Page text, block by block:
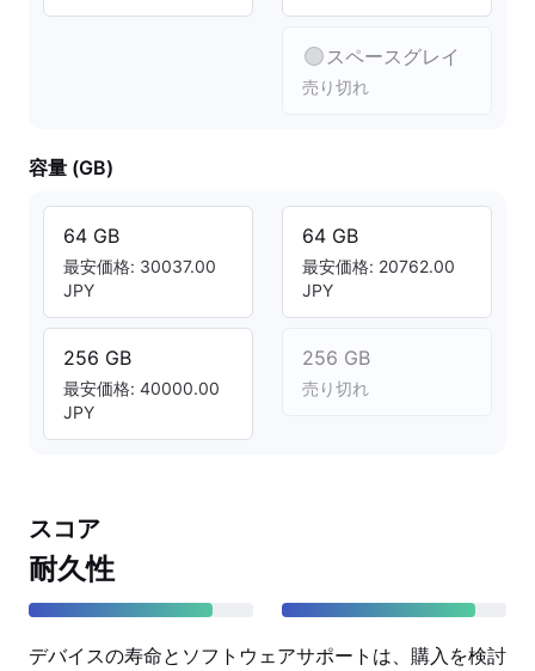
スペースグレイ
売り切れ
容量 (GB)
64 GB
最安価格: 30037.00
JPY
256 GB
最安価格: 40000.00
JPY
64 GB
最安価格: 20762.00
JPY
256 GB
売り切れ
スコア
耐久性
デバイスの寿命とソフトウェアサポートは、購入を検討